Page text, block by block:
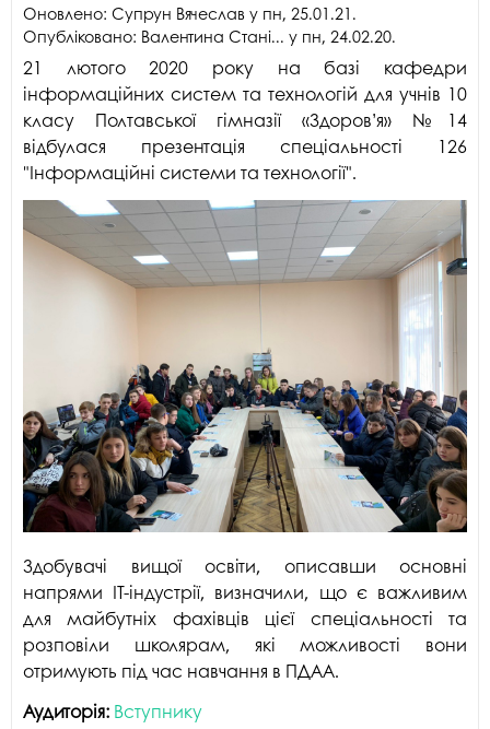
Оновлено: Супрун Вячеслав у пн, 25.01.21 .
Опубліковано: Валентина Стані... у пн, 24.02.20.
21 лютого 2020 року на базі кафедри
інформаційних систем та технологій для учнів 10
класу Полтавської гімназії «Здоров’я» №14
відбулася презентація спеціальності 126
"Інформаційні системи та технології".
Здобувачі вищої освіти, описавши основні
напрями ІТ-індустрії, визначили, що є важливим
для майбутніх фахівців цієї спеціальності та
розповіли школярам, які можливості вони
отримують під час навчання в ПДАА.
Аудиторія: Вступнику